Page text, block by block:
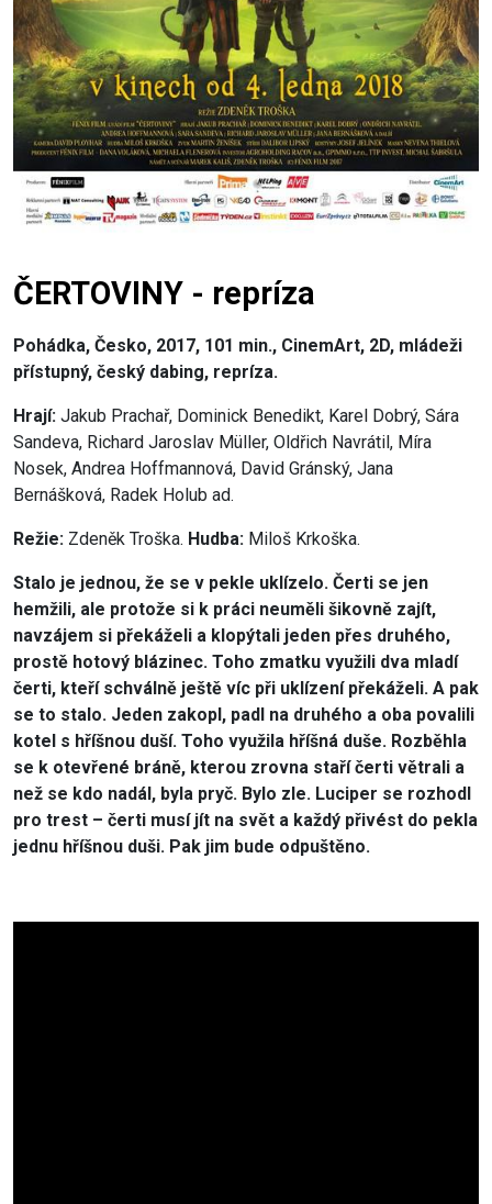
ČERTOVINY - repríza
Pohádka, Česko, 2017, 101 min., CinemArt, 2D, mládeži
přístupný, český dabing, repríza.
Hrají: Jakub Prachař, Dominick Benedikt, Karel Dobrý, Sára
Sandeva, Richard Jaroslav Müller, Oldřich Navrátil, Míra
Nosek, Andrea Hoffmannová, David Gránský, Jana
Bernášková, Radek Holub ad.
Režie: Zdeněk Troška. Hudba: Miloš Krkoška.
Stalo je jednou, že se v pekle uklízelo. Čerti se jen
hemžili, ale protože si k práci neuměli šikovně zajít,
navzájem si překáželi a klopýtali jeden přes druhého,
prostě hotový blázinec. Toho zmatku využili dva mladí
čerti, kteří schválně ještě víc při uklízení překáželi. A pak
se to stalo. Jeden zakopl, padl na druhého a oba povalili
kotel s hříšnou duší. Toho využila hříšná duše. Rozběhla
se k otevřené bráně, kterou zrovna staří čerti větrali a
než se kdo nadál, byla pryč. Bylo zle. Luciper se rozhodl
pro trest – čerti musí jít na svět a každý přivést do pekla
jednu hříšnou duši. Pak jim bude odpuštěno.